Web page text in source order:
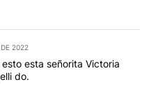
2022
esta señorita Victoria
do.